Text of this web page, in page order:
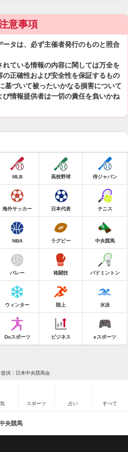
意事項
タは、必ず主催者発行のものと照合
ている情報の内容に関しては万全を
正確性および安全性を保証するもの
基づいて被ったいかなる損害について
情報提供者は一切の責任を負いかね
MLB 高校野球 侍ジャパン
海外サッカー 日本代表 テニス
NBA ラグビー 中央競馬
バレー 格闘技 バドミントン
ウィンター 陸上 水泳
Doスポーツ ビジネス eスポーツ
提供：日本中央競馬会
スポーツ 占い すべて
央競馬